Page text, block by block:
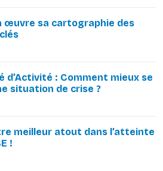
œuvre sa cartographie des
d’Activité : Comment mieux se
situation de crise ?
meilleur atout dans l’atteinte
!